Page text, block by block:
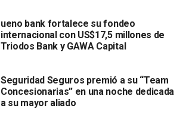
ueno bank fortalece su fondeo
internacional con US$17,5 millones de
Triodos Bank y GAWA Capital
Seguridad Seguros premió a su “Team
Concesionarias” en una noche dedicada
a su mayor aliado